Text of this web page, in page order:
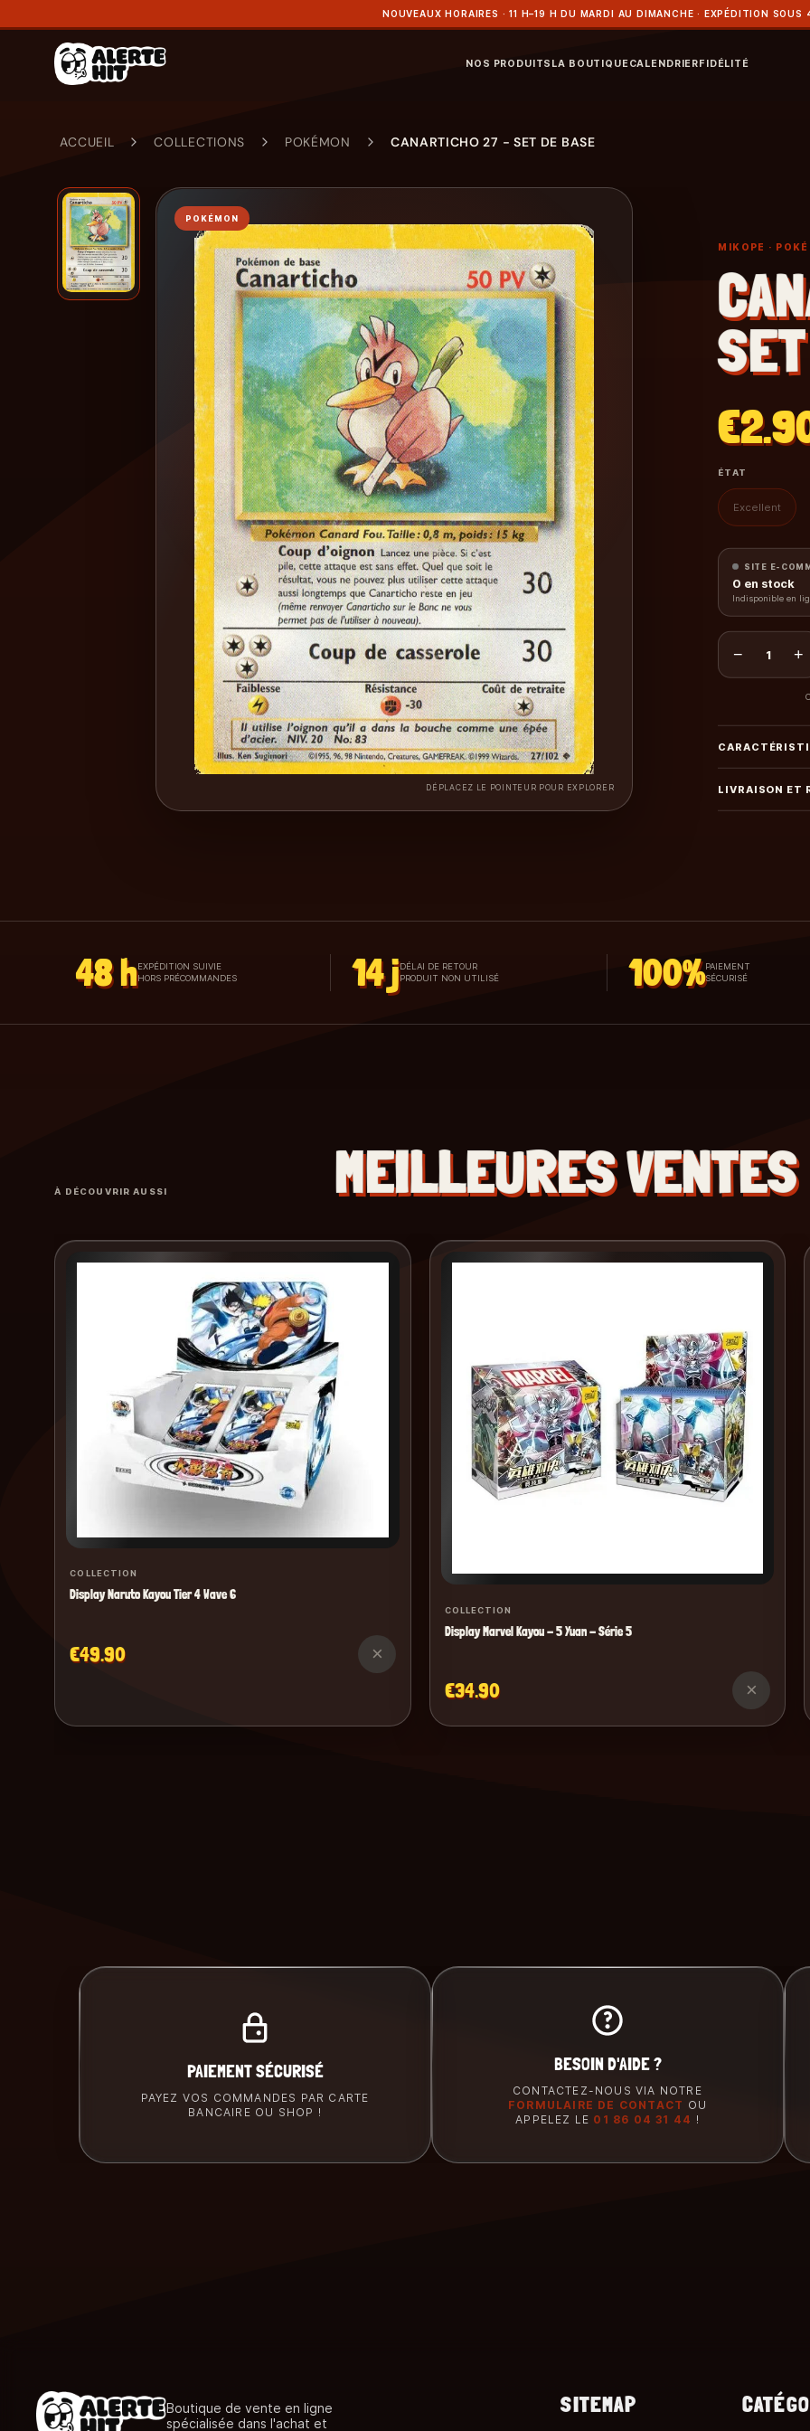
NOUVEAUX HORAIRES · 11 H–19 H DU MARDI AU DIMANCHE · EXPÉDITION SOUS
NOS PRODUITS LA BOUTIQUECALENDRIERFIDÉLITÉ
ACCUEIL COLLECTIONS POKÉMON CANARTICHO 27 - SET DE BASE
POKÉMON
DÉPLACEZ LE POINTEUR POUR EXPLORER
MIKOPE ·
ÉTAT
Excellent
SITE E-
0 en stock
Indisponible en
− 1 +
LIVRAISON ET
48 hEXPÉDITION SUIVIE
HORS PRÉCOMMANDES
14 jDÉLAI DE RETOUR
PRODUIT NON UTILISÉ
100%PAIEMENT
SÉCURISÉ
À DÉCOUVRIR AUSSI MEILLEURES VENTES
COLLECTION
Display Naruto Kayou Tier 4 Wave 6
€49.90 ×
COLLECTION
Display Marvel Kayou - 5 Yuan - Série 5
€34.90 ×
PAIEMENT SÉCURISÉ
PAYEZ VOS COMMANDES PAR CARTE
BANCAIRE OU SHOP !
BESOIN D'AIDE ?
CONTACTEZ-NOUS VIA NOTRE
FORMULAIRE DE CONTACT OU
APPELEZ LE 01 86 04 31 44 !
Boutique de vente en ligne
spécialisée dans l'achat et
SITEMAP